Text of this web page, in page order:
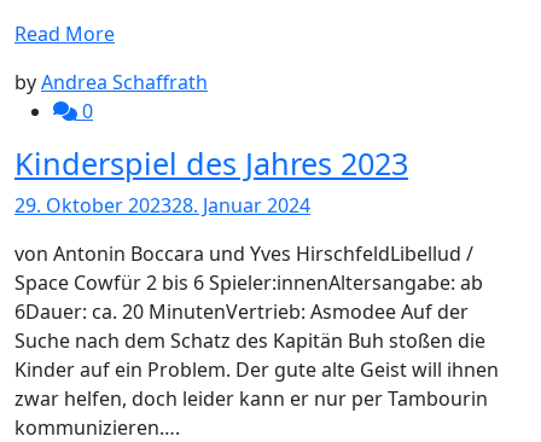
Read More
byAndrea Schaffrath
0
Kinderspiel des Jahres 2023
29. Oktober 202328. Januar 2024
von Antonin Boccara und Yves HirschfeldLibellud /
Space Cowfür 2 bis 6 Spieler:innenAltersangabe: ab
6Dauer: ca. 20 MinutenVertrieb: Asmodee Auf der
Suche nach dem Schatz des Kapitän Buh stoßen die
Kinder auf ein Problem. Der gute alte Geist will ihnen
zwar helfen, doch leider kann er nur per Tambourin
kommunizieren….